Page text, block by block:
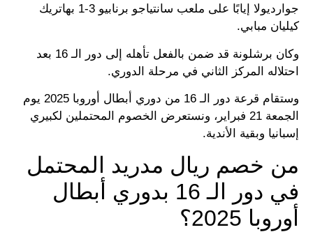
جوارديولا إيابًا على ملعب سانتياجو برنابيو 3-1 بهاتريك
كيليان مبابي.
وكان برشلونة قد ضمن بالفعل تأهله إلى دور الـ 16 بعد
احتلاله المركز الثاني في مرحلة الدوري.
وستقام قرعة دور الـ 16 من دوري أبطال أوروبا 2025 يوم
الجمعة 21 فبراير، ونستعرض الخصوم المحتملين لكبيري
إسبانيا وبقية الأندية.
من خصم ريال مدريد المحتمل
في دور الـ 16 بدوري أبطال
أوروبا 2025؟